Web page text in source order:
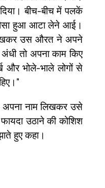
बीच-बीच में पलकें
हुआ आटा लेने आई।
देखकर उस औरत ने अपने
तो अपना काम किए
और भोले-भाले लोगों से
अपना नाम लिखकर उसे
उठाने की कोशिश
हुए कहा।